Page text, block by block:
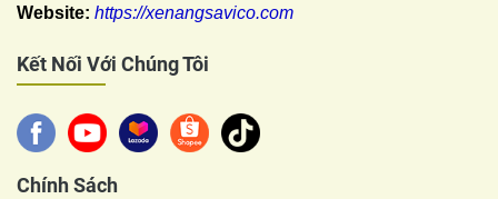
Website: https://xenangsavico.com
Kết Nối Với Chúng Tôi
Chính Sách